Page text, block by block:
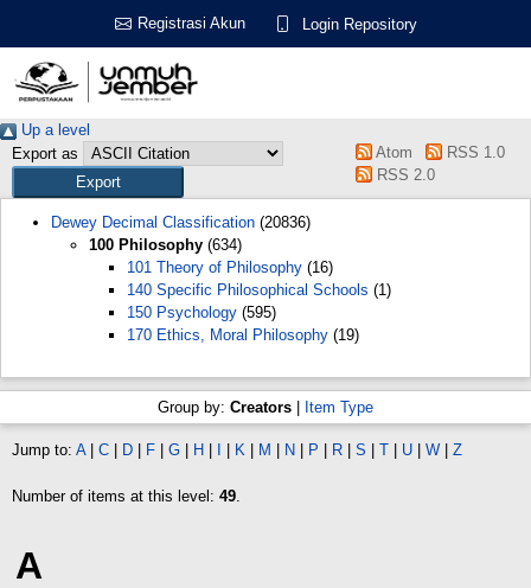
Registrasi Akun Login Repository
Up a level
Export as
Atom
RSS 1.0
RSS 2.0
Dewey Decimal Classification (20836)
100 Philosophy (634)
101 Theory of Philosophy (16)
140 Specific Philosophical Schools (1)
150 Psychology (595)
170 Ethics, Moral Philosophy (19)
Group by: Creators Item Type
Jump to: A| C D F G H K M N P R S T U W Z
Number of items at this level: 49.
A